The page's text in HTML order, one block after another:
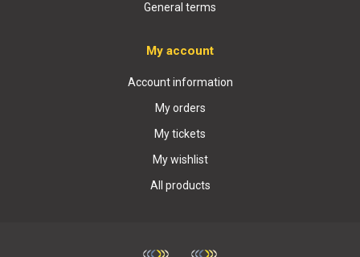
General terms
My account
Account information
My orders
My tickets
My wishlist
All products